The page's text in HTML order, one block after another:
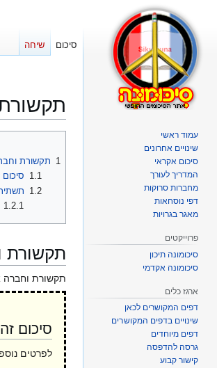
1
תקשורת
1.1
1.2
1.2.1
תקשורת
תקשורת וחברה א' , מושגים
סיכום
לפרטים
סיכום שיחה
עמוד ראשי
שינויים אחרונים
סיכום אקראי
המדריך לעורך
מחברות סרוקות
דפי נוסחאות
מאגר בגרויות
פרוייקטים
סיכומונה תיכון
סיכומונה אקדמי
ארגז כלים
דפים המקושרים לכאן
שינויים בדפים המקושרים
דפים מיוחדים
גרסה להדפסה
קישור קבוע